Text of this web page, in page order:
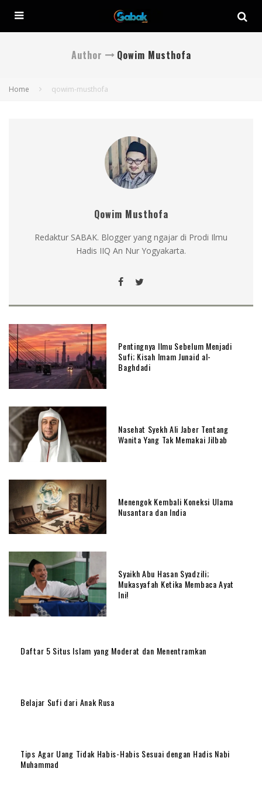
Author Qowim Musthofa
Home qowim-musthofa
Qowim Musthofa
Redaktur SABAK. Blogger yang ngajar di Prodi Ilmu
Hadis IIQ An Nur Yogyakarta.
Pentingnya Ilmu Sebelum Menjadi
Sufi; Kisah Imam Junaid al-
Baghdadi
Nasehat Syekh Ali Jaber Tentang
Wanita Yang Tak Memakai Jilbab
Menengok Kembali Koneksi Ulama
Nusantara dan India
Syaikh Abu Hasan Syadzili;
Mukasyafah Ketika Membaca Ayat
Ini!
Daftar 5 Situs Islam yang Moderat dan Menentramkan
Belajar Sufi dari Anak Rusa
Tips Agar Uang Tidak Habis-Habis Sesuai dengan Hadis Nabi
Muhammad